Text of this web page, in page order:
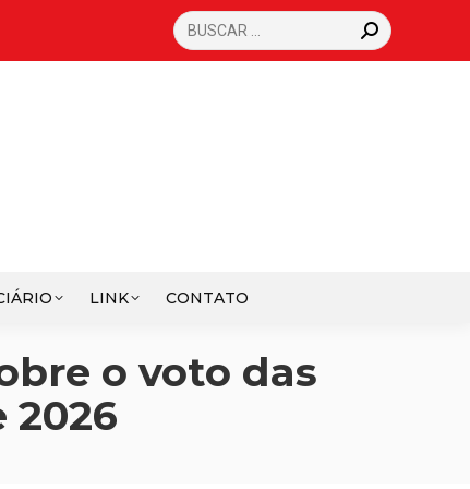
SEARCH:
LINK CONTATO
o voto das
2026